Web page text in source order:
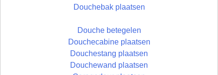
Douchebak plaatsen
Douche betegelen
Douchecabine plaatsen
Douchestang plaatsen
Douchewand plaatsen